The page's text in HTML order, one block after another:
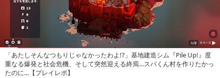
「あたしそんなつもりじゃなかったわよ!?」基地建造シム『Pile Up!』度
重なる爆発と社会危機、そして突然迎える終焉…スパくん村を作りたかっ
たのに…【プレイレポ】